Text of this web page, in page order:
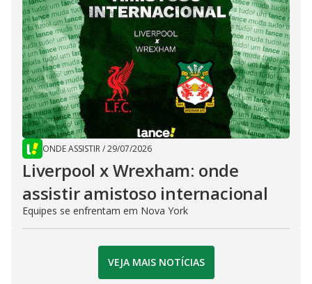
ONDE ASSISTIR/29/07/2026
Liverpool x Wrexham: onde
assistir amistoso internacional
Equipes se enfrentam em Nova York
VEJA MAIS NOTÍCIAS